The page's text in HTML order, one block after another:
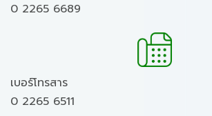
0 2265 6689
เบอร์โทรสาร
0 2265 6511